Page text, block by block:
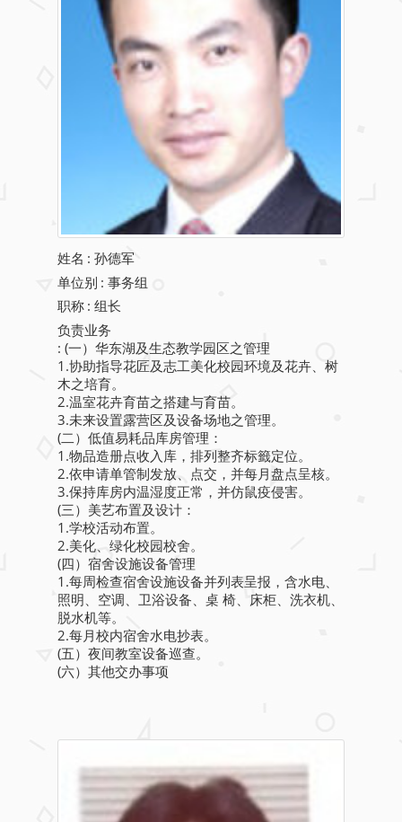
姓名 : 孙德军
单位别 : 事务组
职称 : 组长
负责业务
: (一）华东湖及生态教学园区之管理
1.协助指导花匠及志工美化校园环境及花卉、树
木之培育。
2.温室花卉育苗之搭建与育苗。
3.未来设置露营区及设备场地之管理。
(二）低值易耗品库房管理：
1.物品造册点收入库，排列整齐标籤定位。
2.依申请单管制发放、点交，并每月盘点呈核。
3.保持库房内温湿度正常，并仿鼠疫侵害。
(三）美艺布置及设计：
1.学校活动布置。
2.美化、绿化校园校舍。
(四）宿舍设施设备管理
1.每周检查宿舍设施设备并列表呈报，含水电、
照明、空调、卫浴设备、桌 椅、床柜、洗衣机、
脱水机等。
2.每月校内宿舍水电抄表。
(五）夜间教室设备巡查。
(六）其他交办事项